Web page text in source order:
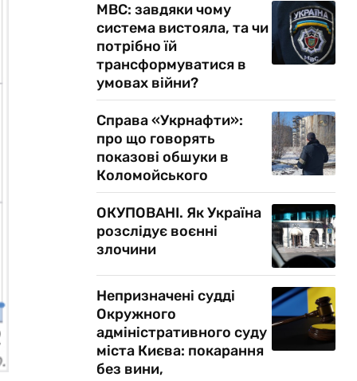
МВС: завдяки чому
система вистояла, та чи
потрібно їй
трансформуватися в
умовах війни?
Справа «Укрнафти»:
про що говорять
показові обшуки в
Коломойського
ОКУПОВАНІ. Як Україна
розслідує воєнні
злочини
Непризначені судді
Окружного
адміністративного суду
міста Києва: покарання
без вини,